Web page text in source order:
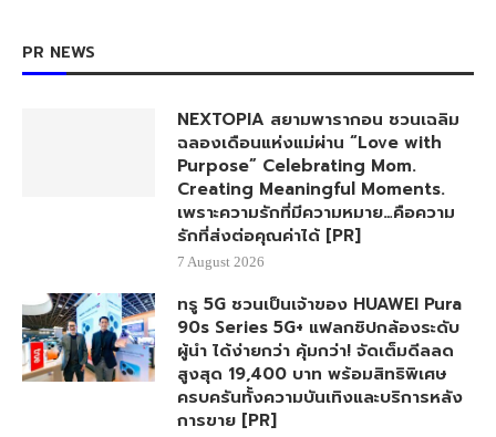
PR NEWS
NEXTOPIA สยามพารากอน ชวนเฉลิม
ฉลองเดือนแห่งแม่ผ่าน “Love with
Purpose” Celebrating Mom.
Creating Meaningful Moments.
เพราะความรักที่มีความหมาย…คือความ
รักที่ส่งต่อคุณค่าได้ [PR]
7 August 2026
ทรู 5G ชวนเป็นเจ้าของ HUAWEI Pura
90s Series 5G+ แฟลกชิปกล้องระดับ
ผู้นำ ได้ง่ายกว่า คุ้มกว่า! จัดเต็มดีลลด
สูงสุด 19,400 บาท พร้อมสิทธิพิเศษ
ครบครันทั้งความบันเทิงและบริการหลัง
การขาย [PR]